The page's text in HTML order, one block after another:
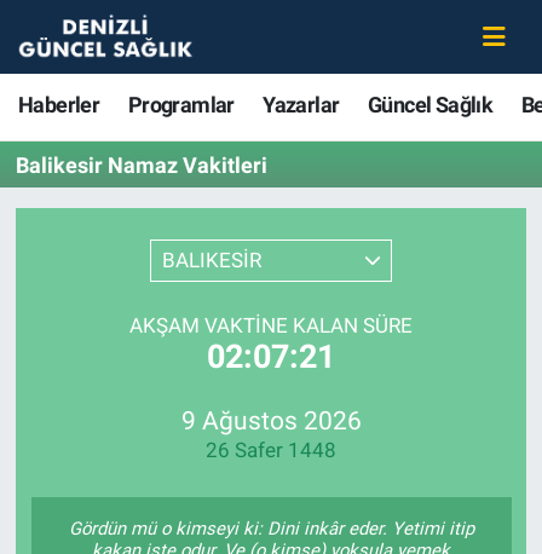
Haberler Programlar Yazarlar Güncel Sağlık
Balikesir Namaz Vakitleri
BALIKESİR
AKŞAM VAKTINE KALAN SÜRE
02:07:21
9 Ağustos 2026
26 Safer 1448
Gördün mü o kimseyi ki: Dini inkâr eder. Yetimi itip
Haberler
Programlar
Yazarlar
Güncel Sağlık
Beslenme
Estetik ve Güzellik
Merkezefendi Nöbetçi Eczaneler
Merkezefendi Hava Durumu
Merkezefendi Trafik Yoğunluk Haritası
Süper Lig Puan Durumu ve Fikstür
Tüm Manşetler